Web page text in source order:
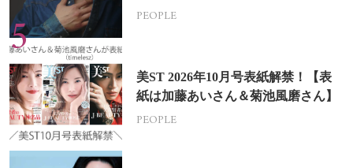
挑戦
PEOPLE
美ST 2026年10月号表紙解禁！【表
紙は加藤あいさん＆菊池風磨さん】
PEOPLE